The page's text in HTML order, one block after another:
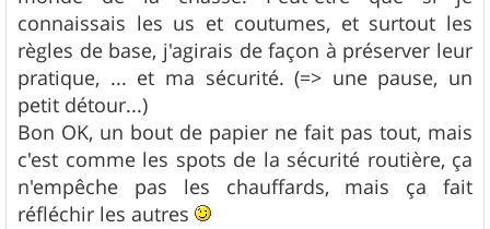
connaissais les us et coutumes, et surtout les
règles de base, j'agirais de façon à préserver leur
pratique, ... et ma sécurité. (=> une pause, un
petit détour...)
Bon OK, un bout de papier ne fait pas tout, mais
c'est comme les spots de la sécurité routière, ça
n'empêche pas les chauffards, mais ça fait
réfléchir les autres